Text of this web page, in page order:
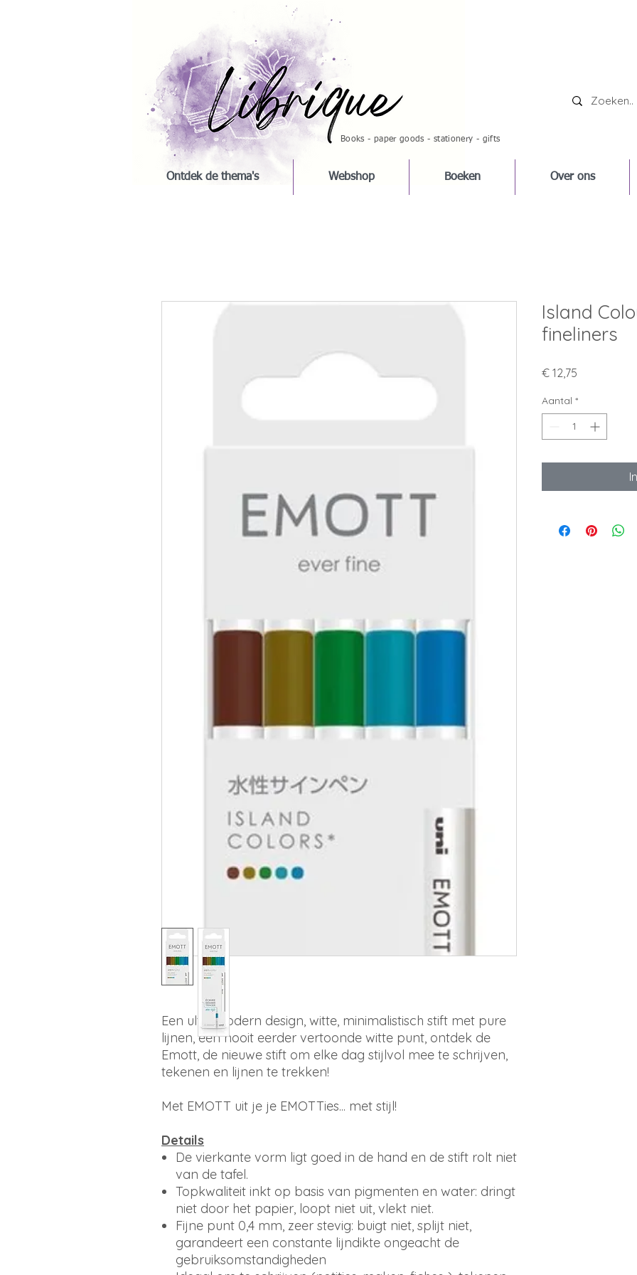
Ontdek de thema's Webshop Boeken Over ons
Books - paper goods - stationery - gifts
Een ultramodern design, witte, minimalistisch stift met pure
lijnen, een nooit eerder vertoonde witte punt, ontdek de
Emott, de nieuwe stift om elke dag stijlvol mee te schrijven,
tekenen en lijnen te trekken!
Met EMOTT uit je je EMOTTies... met stijl!
Details
De vierkante vorm ligt goed in de hand en de stift rolt niet
van de tafel.
Topkwaliteit inkt op basis van pigmenten en water: dringt
niet door het papier, loopt niet uit, vlekt niet.
Fijne punt 0,4 mm, zeer stevig: buigt niet, splijt niet,
garandeert een constante lijndikte ongeacht de
gebruiksomstandigheden
Island
fineliners
€ 12,75
Aantal *